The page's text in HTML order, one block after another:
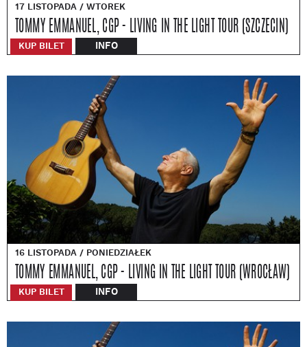
17 LISTOPADA / WTOREK
TOMMY EMMANUEL, CGP - LIVING IN THE LIGHT TOUR (SZCZECIN)
KUP BILET INFO
16 LISTOPADA / PONIEDZIAŁEK
TOMMY EMMANUEL, CGP - LIVING IN THE LIGHT TOUR (WROCŁAW)
KUP BILET INFO